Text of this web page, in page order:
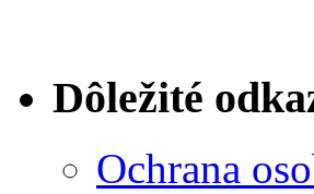
Dôležité
Ochrana